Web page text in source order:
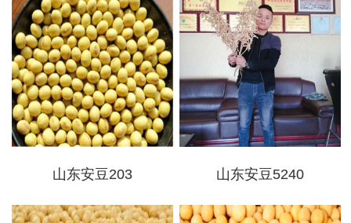
山东安豆203 山东安豆5240